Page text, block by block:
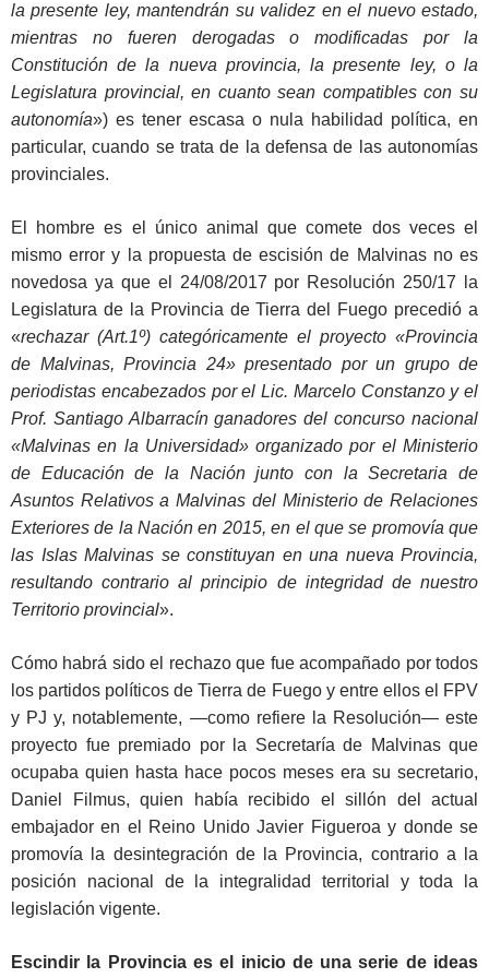
la presente ley, mantendrán su validez en el nuevo estado,
mientras no fueren derogadas o modificadas por la
Constitución de la nueva provincia, la presente ley, o la
Legislatura provincial, en cuanto sean compatibles con su
autonomía») es tener escasa o nula habilidad política, en
particular, cuando se trata de la defensa de las autonomías
provinciales.
El hombre es el único animal que comete dos veces el
mismo error y la propuesta de escisión de Malvinas no es
novedosa ya que el 24/08/2017 por Resolución 250/17 la
Legislatura de la Provincia de Tierra del Fuego precedió a
«rechazar (Art.1º) categóricamente el proyecto «Provincia
de Malvinas, Provincia 24» presentado por un grupo de
periodistas encabezados por el Lic. Marcelo Constanzo y el
Prof. Santiago Albarracín ganadores del concurso nacional
«Malvinas en la Universidad» organizado por el Ministerio
de Educación de la Nación junto con la Secretaria de
Asuntos Relativos a Malvinas del Ministerio de Relaciones
Exteriores de la Nación en 2015, en el que se promovía que
las Islas Malvinas se constituyan en una nueva Provincia,
resultando contrario al principio de integridad de nuestro
Territorio provincial».
Cómo habrá sido el rechazo que fue acompañado por todos
los partidos políticos de Tierra de Fuego y entre ellos el FPV
y PJ y, notablemente, —como refiere la Resolución— este
proyecto fue premiado por la Secretaría de Malvinas que
ocupaba quien hasta hace pocos meses era su secretario,
Daniel Filmus, quien había recibido el sillón del actual
embajador en el Reino Unido Javier Figueroa y donde se
promovía la desintegración de la Provincia, contrario a la
posición nacional de la integralidad territorial y toda la
legislación vigente.
Escindir la Provincia es el inicio de una serie de ideas